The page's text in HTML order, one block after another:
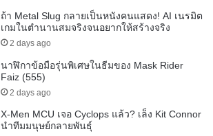
ถ้า Metal Slug กลายเป็นหนังคนแสดง! AI เนรมิต
เกมในตำนานสมจริงจนอยากให้สร้างจริง
2 days ago
นาฬิกาข้อมือรุ่นพิเศษในธีมของ Mask Rider
Faiz (555)
2 days ago
X-Men MCU เจอ Cyclops แล้ว? เล็ง Kit Connor
นำทีมมนุษย์กลายพันธุ์